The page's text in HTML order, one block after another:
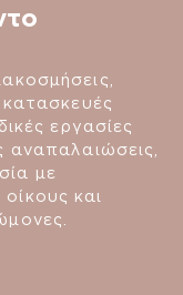
κατασκευές
εργασίες
αναπαλαιώσεις,
με
και